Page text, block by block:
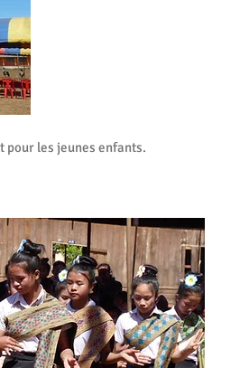
pour les jeunes enfants.